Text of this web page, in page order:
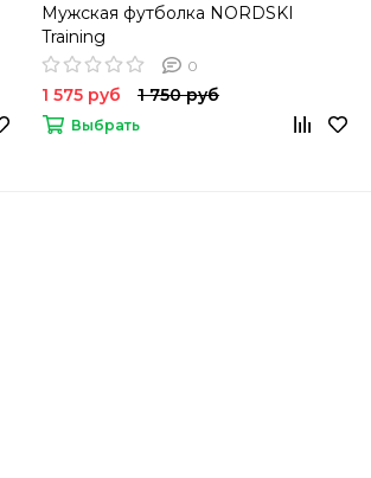
Мужская футболка NORDSKI
Training
0
1 575 руб 1 750 руб
Выбрать